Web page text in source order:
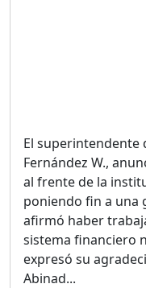
El superintendente
Fernández W.,
al frente de la
poniendo fin a una
afirmó haber
sistema financiero
expresó su
Abinad...